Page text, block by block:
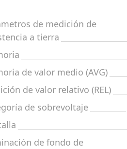
de medición de
a tierra
de valor medio (AVG)
de valor relativo (REL)
de sobrevoltaje
de fondo de